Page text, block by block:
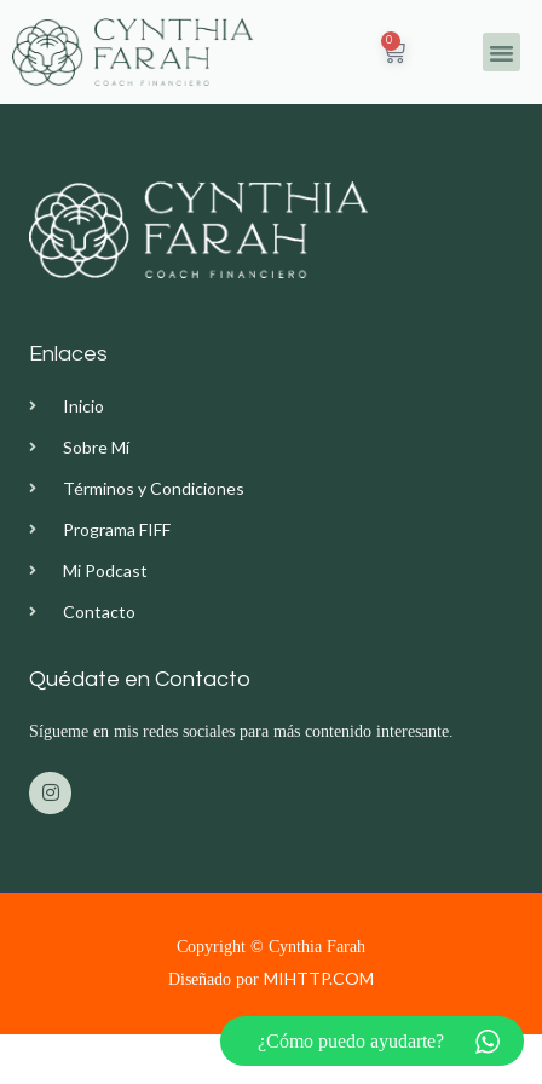
al
contenido
0 Carrito
Enlaces
Inicio
Sobre Mí
Términos y Condiciones
Programa FIFF
Mi Podcast
Contacto
Quédate en Contacto
Sígueme en mis redes sociales para más contenido interesante.
I
n
s
r
Copyright © Cynthia Farah
Diseñado por MIHTTP.COM
¿Cómo puedo ayudarte?